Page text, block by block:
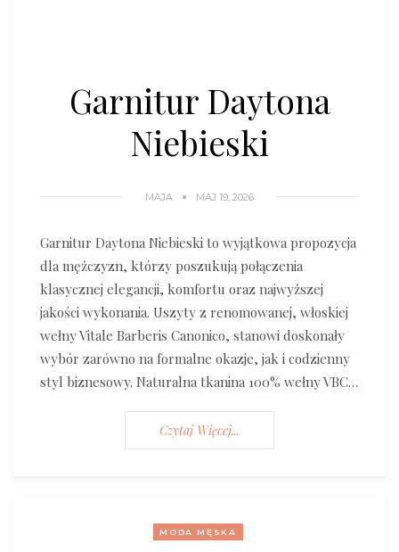
Garnitur Daytona
Niebieski
MAJA MAJ 19, 2026
Garnitur Daytona Niebieski to wyjątkowa propozycja
dla mężczyzn, którzy poszukują połączenia
klasycznej elegancji, komfortu oraz najwyższej
jakości wykonania. Uszyty z renomowanej, włoskiej
wełny Vitale Barberis Canonico, stanowi doskonały
wybór zarówno na formalne okazje, jak i codzienny
styl biznesowy. Naturalna tkanina 100% wełny VBC…
Czytaj Więcej...
MODA MĘSKA